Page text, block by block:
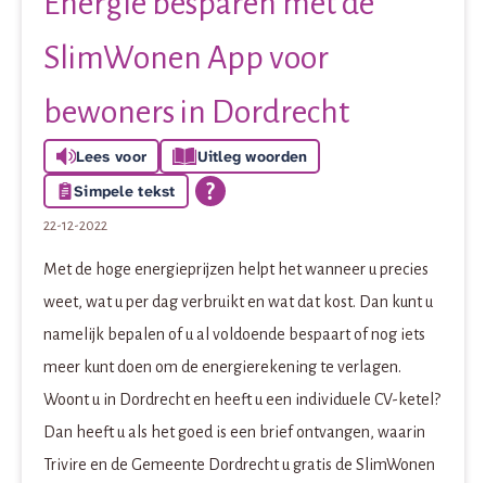
SlimWonen App voor
bewoners in Dordrecht
Lees voor
Uitleg woorden
Simpele tekst
22-12-2022
Met de hoge energieprijzen helpt het wanneer u precies
weet, wat u per dag verbruikt en wat dat kost. Dan kunt u
namelijk bepalen of u al voldoende bespaart of nog iets
meer kunt doen om de energierekening te verlagen.
Woont u in Dordrecht en heeft u een individuele CV-ketel?
Dan heeft u als het goed is een brief ontvangen, waarin
Trivire en de Gemeente Dordrecht u gratis de SlimWonen